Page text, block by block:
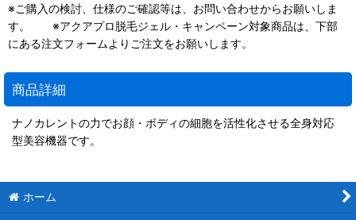
※ご購入の検討、仕様のご確認等は、お問い合わせからお願いしま
す。 ※アクアプロ脱毛ジェル・キャンペーン対象商品は、下部
にある注文フォームよりご注文をお願いします。
商品詳細
ナノカレントの力でお顔・ボディの細胞を活性化させる全身対応
型美容機器です。
ホーム